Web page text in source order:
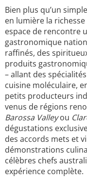
Bien plus qu’un
en lumière la
espace de rencontre
gastronomique
raffinés, des
produits
– allant des
cuisine moléculaire,
petits producteurs
venus de régions
Barossa Valleyou
dégustations
des accords mets et
démonstrations
célèbres chefs
expérience complète.